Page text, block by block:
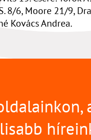
8/6, Moore 21/9,
Kovács Andrea.